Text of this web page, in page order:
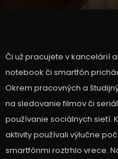
Či už pracujete v kancelárií
notebook či smartfón
Okrem pracovných a
na sledovanie filmov či
používanie sociálnych sietí.
aktivity používali výlučne
smartfónmi roztrhlo vrece.